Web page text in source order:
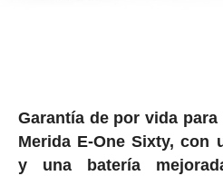
Garantía de por vida
Merida E-One Sixty, con
y una batería